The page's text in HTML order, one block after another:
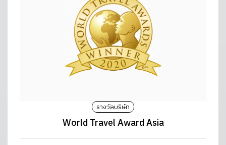
รางวัลบริษัท
World Travel Award Asia